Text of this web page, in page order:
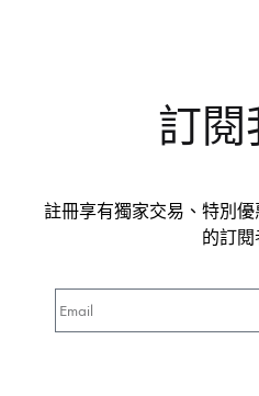
訂閱
註冊享有獨家交易、特別
的訂閱